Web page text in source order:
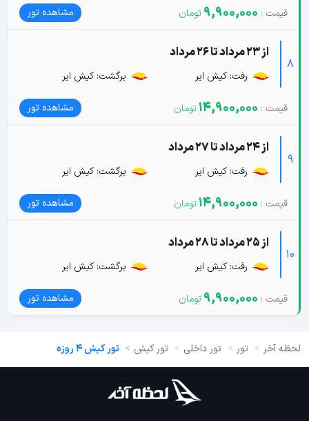
9,900,000 مشاهده تور
8
از 23 مرداد تا 26 مرداد
رفت: کیش ایر برگشت: کیش ایر
14,900,000 مشاهده تور
9
از 24 مرداد تا 27 مرداد
رفت: کیش ایر برگشت: کیش ایر
14,900,000 مشاهده تور
10
از 25 مرداد تا 28 مرداد
رفت: کیش ایر برگشت: کیش ایر
9,900,000 مشاهده تور
لحظه آخر تور تور داخلی تور کیش تور کیش 4 روزه